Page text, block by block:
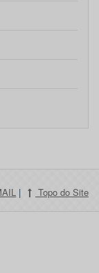
| Topo do Site